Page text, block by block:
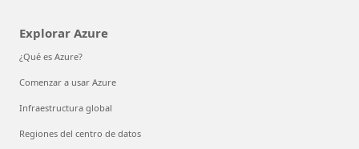
Explorar Azure
¿Qué es Azure?
Comenzar a usar Azure
Infraestructura global
Regiones del centro de datos